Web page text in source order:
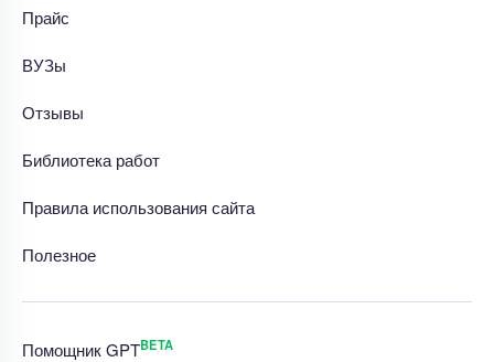
Прайс
ВУЗы
Отзывы
Библиотека работ
Правила использования сайта
Полезное
Помощник GPTBETA